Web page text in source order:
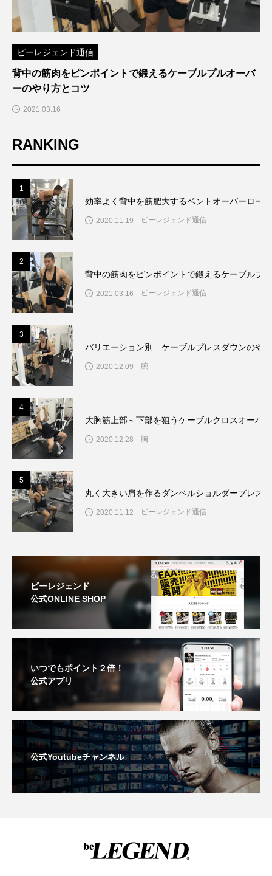
ビーレジェンド通信
背中の筋肉をピンポイントで鍛えるケーブルプルオーバ
ーのやり方とコツ
2021.03.16
RANKING
1
効率よく背中を筋肥大するベントオーバーロー
2020.11.19 ビーレジェンド通信
2
背中の筋肉をピンポイントで鍛えるケーブルプ
2021.03.16 ビーレジェンド通信
3
バリエーション別 ケーブルプレスダウンのや
2020.12.09 腕
4
大胸筋上部～下部を狙うケーブルクロスオーバ
2020.12.28 胸
5
丸く大きい肩を作るダンベルショルダープレス
2020.11.12 ビーレジェンド通信
ビーレジェンド
公式ONLINE SHOP
いつでもポイント２倍！
公式アプリ
公式Youtubeチャンネル